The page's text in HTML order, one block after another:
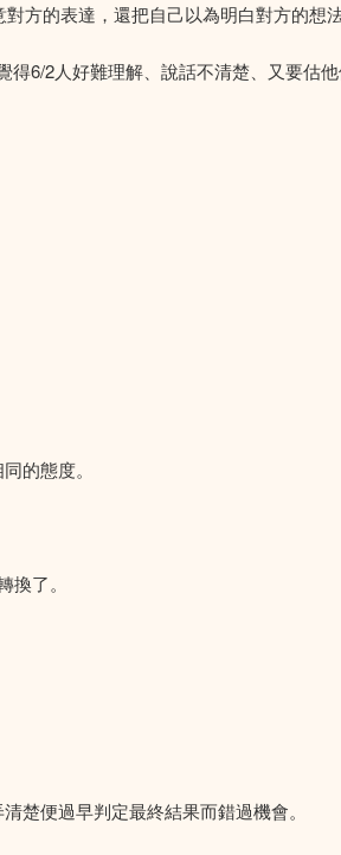
方的表達，還把自己以為明白對方的想
6/2人好難理解、說話不清楚、又要估
的態度。
了。
楚便過早判定最終結果而錯過機會。